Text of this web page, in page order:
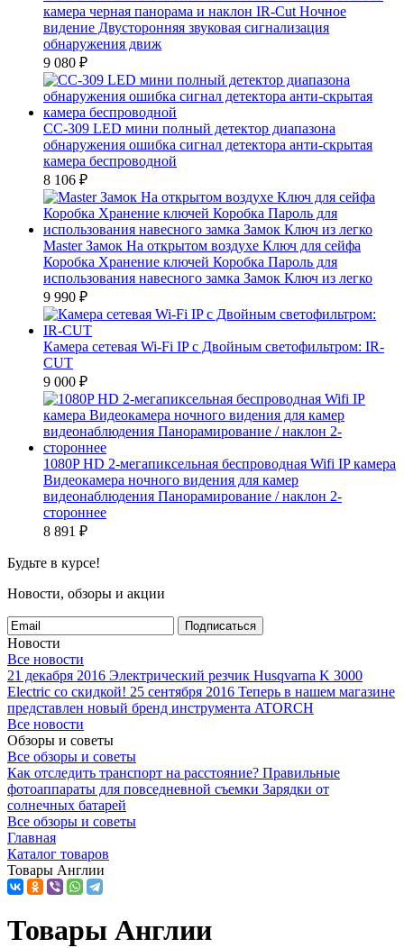
камера черная панорама и наклон IR-Cut Ночное
видение Двусторонняя звуковая сигнализация
обнаружения движ
9 080 ₽
CC-309 LED мини полный детектор диапазона
обнаружения ошибка сигнал детектора анти-скрытая
камера беспроводной
8 106 ₽
Master Замок На открытом воздухе Ключ для сейфа
Коробка Хранение ключей Коробка Пароль для
использования навесного замка Замок Ключ из легко
9 990 ₽
Камера сетевая Wi-Fi IP с Двойным светофильтром: IR-
CUT
9 000 ₽
1080P HD 2-мегапиксельная беспроводная Wifi IP камера
Видеокамера ночного видения для камер
видеонаблюдения Панорамирование / наклон 2-
стороннее
8 891 ₽
Будьте в курсе!
Новости, обзоры и акции
Подписаться
Новости
Все новости
21 декабря 2016 Электрический резчик Husqvarna K 3000
Electric со скидкой! 25 сентября 2016 Теперь в нашем магазине
представлен новый бренд инструмента ATORCH
Все новости
Обзоры и советы
Все обзоры и советы
Как отследить транспорт на расстояние? Правильные
фотоаппараты для повседневной съемки Зарядки от
солнечных батарей
Все обзоры и советы
Главная
Каталог товаров
Товары Англии
Товары Англии